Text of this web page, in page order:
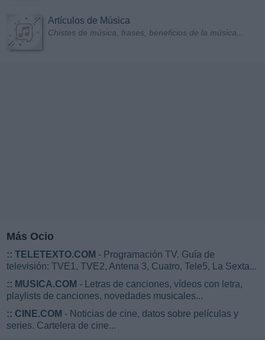
Artículos de Música
Chistes de música, frases, beneficios de la música...
Más Ocio
:: TELETEXTO.COM - Programación TV. Guía de
televisión: TVE1, TVE2, Antena 3, Cuatro, Tele5, La Sexta...
:: MUSICA.COM - Letras de canciones, vídeos con letra,
playlists de canciones, novedades musicales...
:: CINE.COM - Noticias de cine, datos sobre películas y
series. Cartelera de cine...